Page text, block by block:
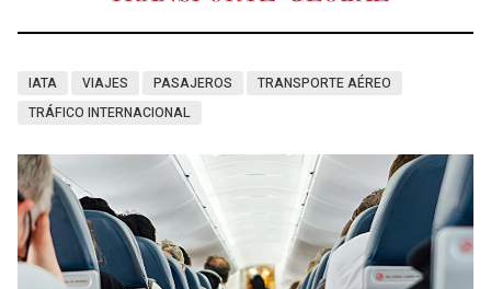
IATA VIAJES PASAJEROS
TRANSPORTE AÉREO
TRÁFICO INTERNACIONAL